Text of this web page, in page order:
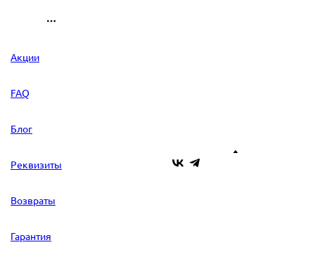
Акции
FAQ
Блог
Реквизиты
Возвраты
Гарантия